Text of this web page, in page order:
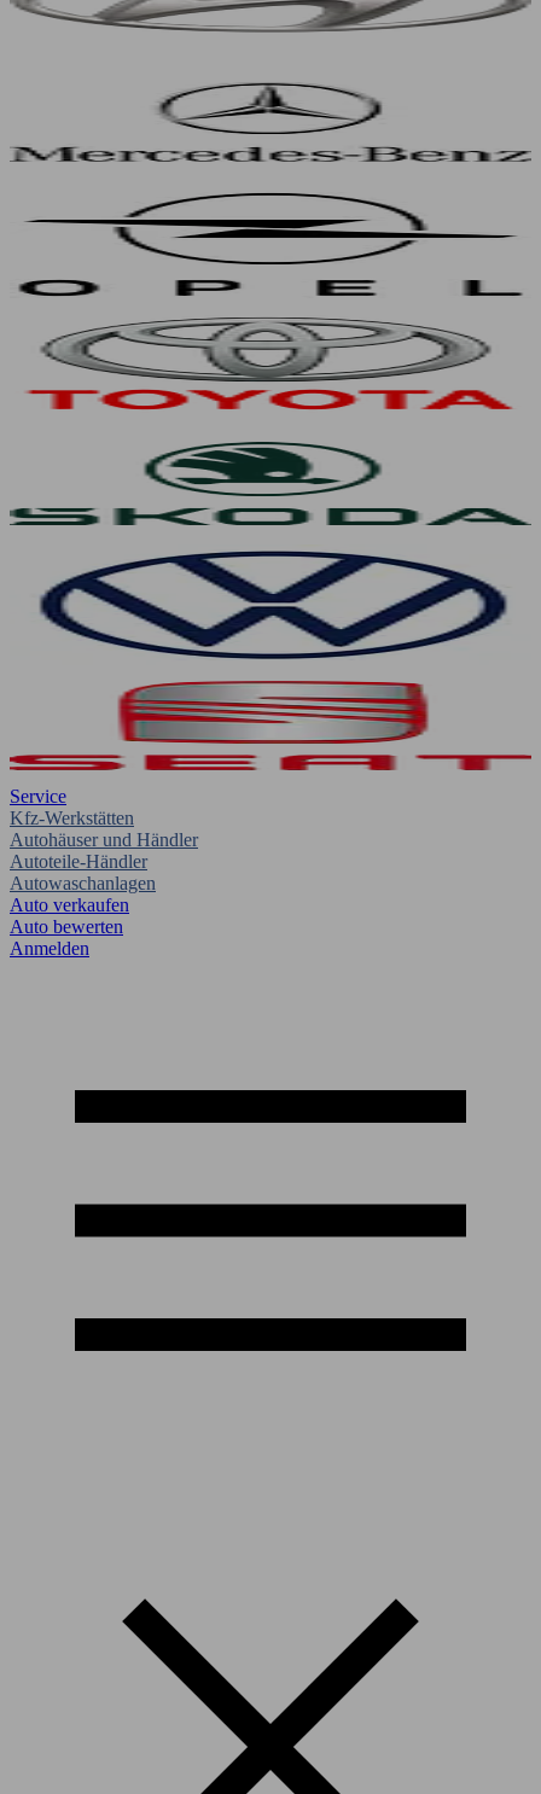
Service
Kfz-Werkstätten
Autohäuser und Händler
Autoteile-Händler
Autowaschanlagen
Auto verkaufen
Auto bewerten
Anmelden